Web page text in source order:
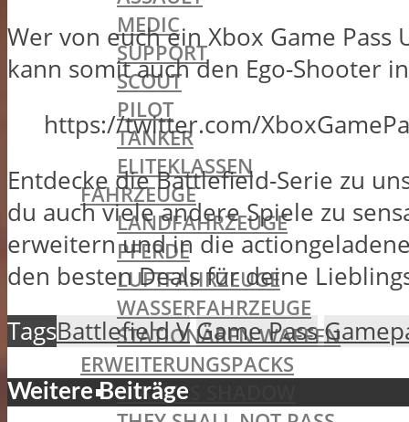
MEDIC
SUPPORT
SCOUT
PILOT
TANKER
ELITEKLASSEN
FAHRZEUGE
LANDFAHRZEUGE
PFERDE
LUFTFAHRZEUGE
WASSERFAHRZEUGE
STATIONÄREN WAFFEN
ERWEITERUNGSPACKS
GIANT´S SHADOW
Wer von euch ein Xbox Game
kann somit auch den Ego-Shooter
https://twitter.com/
Entdecke die Battlefield-Serie zu
du auch viele andere Spiele zu
erweitern und in die
den besten Deals für deine
TagsBattlefield V Game Pass
Weitere Beiträge